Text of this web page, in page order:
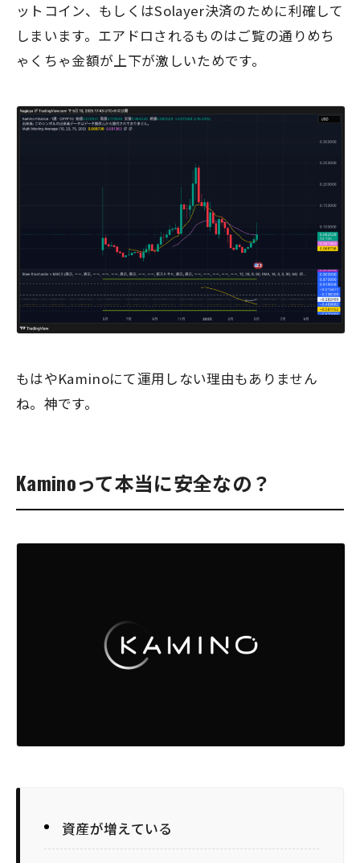
ットコイン、もしくはSolayer決済のために利確して
しまいます。エアドロされるものはご覧の通りめち
ゃくちゃ金額が上下が激しいためです。
もはやKaminoにて運用しない理由もありません
ね。神です。
Kaminoって本当に安全なの？
資産が増えている